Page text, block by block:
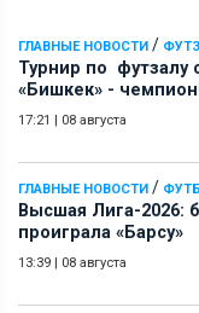
ГЛАВНЫЕ НОВОСТИ /
Турнир по
«Бишкек» -
17:21 | 08 августа
ГЛАВНЫЕ НОВОСТИ /
Высшая Лига-2026:
проиграла «Барсу»
13:39 | 08 августа